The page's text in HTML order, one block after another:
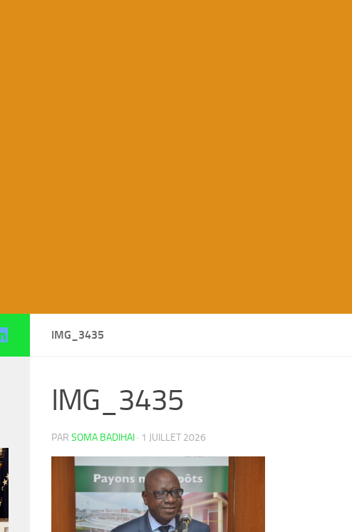
IMG_3435
IMG_3435
PAR SOMA BADIHAI · 1 JUILLET 2026